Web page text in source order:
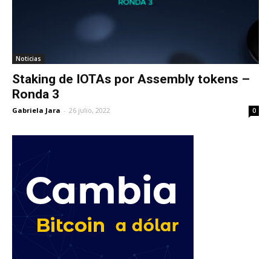
Noticias
Staking de IOTAs por Assembly tokens –
Ronda 3
Gabriela Jara - 26 julio, 2022 0